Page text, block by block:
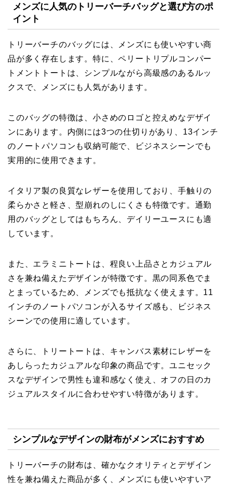
メンズに人気のトリーバーチバッグと選び方のポ
イント
トリーバーチのバッグには、メンズにも使いやすい商
品が多く存在します。特に、ペリートリプルコンパー
トメントトートは、シンプルながら高級感のあるルッ
クスで、メンズにも人気があります。
このバッグの特徴は、小さめのロゴと控えめなデザイ
ンにあります。内側には3つの仕切りがあり、13インチ
のノートパソコンも収納可能で、ビジネスシーンでも
実用的に使用できます。
イタリア製の良質なレザーを使用しており、手触りの
柔らかさと軽さ、型崩れのしにくさも特徴です。通勤
用のバッグとしてはもちろん、デイリーユースにも適
しています。
また、エラミニトートは、程良い上品さとカジュアル
さを兼ね備えたデザインが特徴です。黒の同系色でま
とまっているため、メンズでも抵抗なく使えます。11
インチのノートパソコンが入るサイズ感も、ビジネス
シーンでの使用に適しています。
さらに、トリートートは、キャンバス素材にレザーを
あしらったカジュアルな印象の商品です。ユニセック
スなデザインで男性も違和感なく使え、オフの日のカ
ジュアルスタイルに合わせやすい特徴があります。
シンプルなデザインの財布がメンズにおすすめ
トリーバーチの財布は、確かなクオリティとデザイン
性を兼ね備えた商品が多く、メンズにも使いやすいア